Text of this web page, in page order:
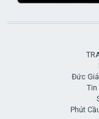
Đức
Tin
Phút